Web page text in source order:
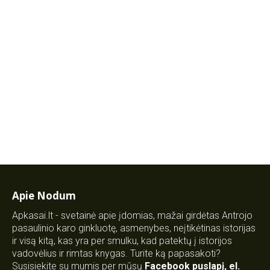
Apie Nodum
Apkasai.lt - svetainė apie įdomias, mažai girdėtas Antrojo
pasaulinio karo ginkluotę, asmenybes, neįtikėtinas istorijas
ir visą kitą, kas yra per smulku, kad patektų į istorijos
vadovėlius ir rimtas knygas. Turite ką papasakoti?
Susisiekite su mumis per mūsų Facebook puslapį, el.